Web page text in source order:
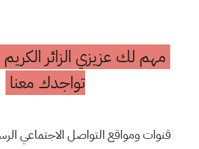
مهم لك عزيزي الزائر
تواجدك معنا
قنوات ومواقع التواصل الاجتماعي